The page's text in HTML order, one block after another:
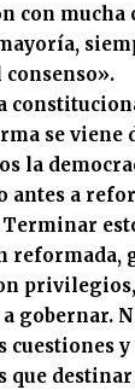
con mucha
se viene
la
antes a
reformada,
gobernar.
cuestiones
que